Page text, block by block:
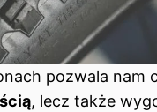
pozwala nam
, lecz także